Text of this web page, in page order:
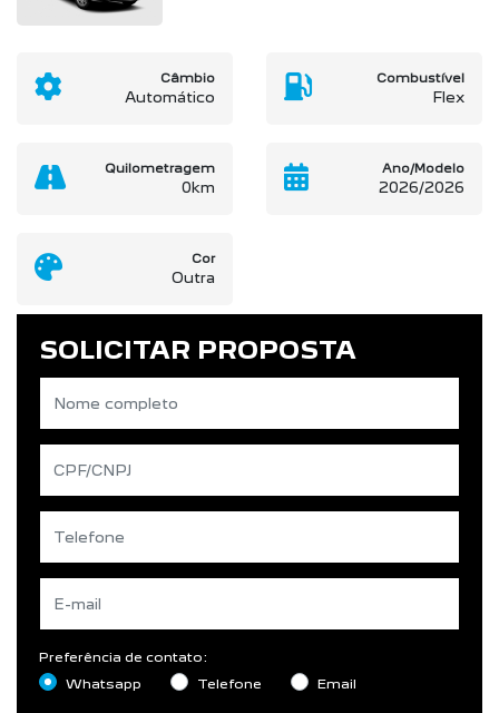
Câmbio
Automático
Combustível
Flex
Quilometragem
0km
Ano/Modelo
2026/2026
Cor
Outra
SOLICITAR PROPOSTA
Preferência de contato:
Whatsapp
Telefone Email